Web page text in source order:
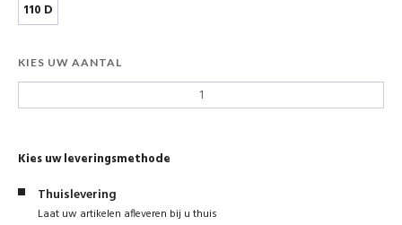
110 D
KIES UW AANTAL
Kies uw leveringsmethode
Thuislevering
Laat uw artikelen afleveren bij u thuis